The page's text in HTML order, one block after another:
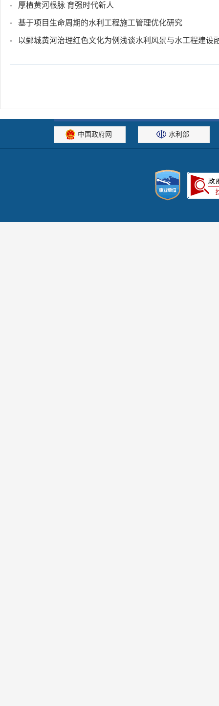
厚植黄河根脉 育强时代新人
基于项目生命周期的水利工程施工管理优化研究
以鄄城黄河治理红色文化为例浅谈水利风景与水工程建设
中国政府网 水利部